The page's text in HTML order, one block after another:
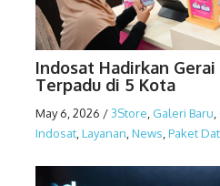
Indosat Hadirkan Gerai
Terpadu di 5 Kota
May 6, 2026 /3Store Galeri Baru
Indosat Layanan News Paket